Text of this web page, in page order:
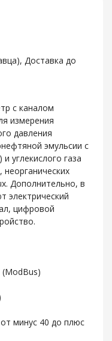
Доставка до
с каналом
измерения
давления
эмульсии с
углекислого газа
Дополнительно, в
электрический
цифровой
(ModBus)
минус 40 до плюс